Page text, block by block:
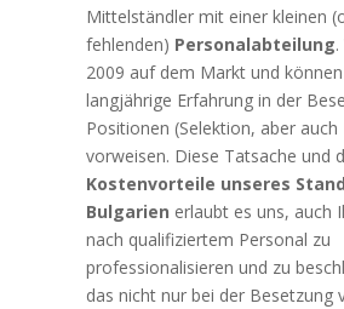
Mittelständler mit einer kleinen
fehlenden) Personalabteilung
2009 auf dem Markt und
langjährige Erfahrung in der
Positionen (Selektion, aber auch
vorweisen. Diese Tatsache und
Kostenvorteile unseres
Bulgarien erlaubt es uns, auch
nach qualifiziertem Personal zu
professionalisieren und zu
das nicht nur bei der Besetzung